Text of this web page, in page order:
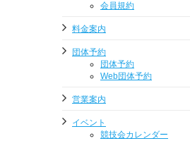
会員規約
料金案内
団体予約
団体予約
Web団体予約
営業案内
イベント
競技会カレンダー